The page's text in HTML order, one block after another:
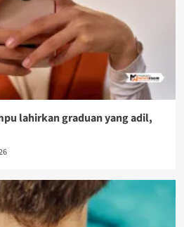
lahirkan graduan yang adil,